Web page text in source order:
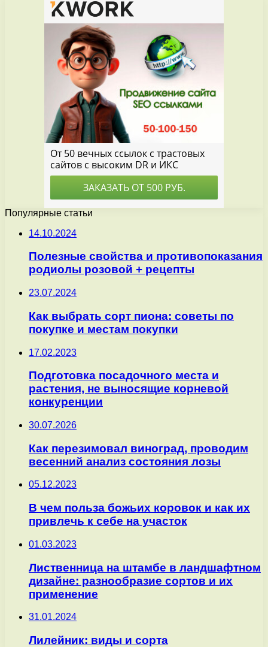
Популярные статьи
14.10.2024
Полезные свойства и противопоказания
родиолы розовой + рецепты
23.07.2024
Как выбрать сорт пиона: советы по
покупке и местам покупки
17.02.2023
Подготовка посадочного места и
растения, не выносящие корневой
конкуренции
30.07.2026
Как перезимовал виноград, проводим
весенний анализ состояния лозы
05.12.2023
В чем польза божьих коровок и как их
привлечь к себе на участок
01.03.2023
Лиственница на штамбе в ландшафтном
дизайне: разнообразие сортов и их
применение
31.01.2024
Лилейник: виды и сорта